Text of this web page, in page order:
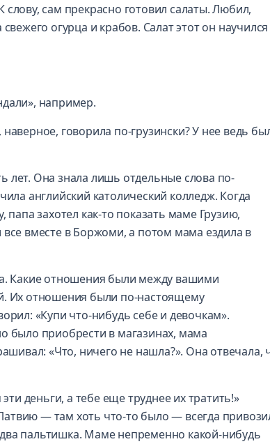
сам прекрасно готовил салаты. Любил,
огурца и крабов. Салат этот он научился
например.
говорила по-грузински? У нее ведь
лет. Она знала лишь отдельные слова по-
английский католический колледж. Когда
захотел как-то показать маме Грузию,
вместе в Боржоми, а потом мама ездила в
Какие отношения были между вашими
Их отношения были по-настоящему
«Купи что-нибудь себе и девочкам».
было приобрести в магазинах, мама
«Что, ничего не нашла?». Она отвечала,
деньги, а тебе еще труднее их тратить!»
— там хоть что-то было — всегда
пальтишка. Маме непременно какой-нибудь